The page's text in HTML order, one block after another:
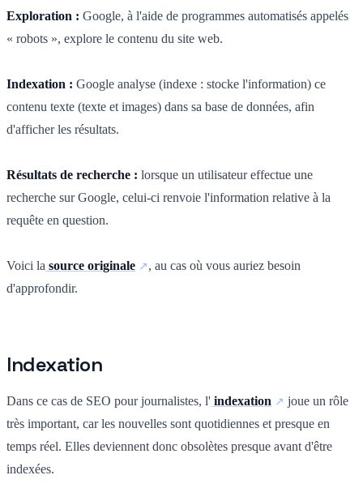
Exploration : Google, à l'aide de programmes automatisés appelés
« robots », explore le contenu du site web.
Indexation : Google analyse (indexe : stocke l'information) ce
contenu texte (texte et images) dans sa base de données, afin
d'afficher les résultats.
Résultats de recherche : lorsque un utilisateur effectue une
recherche sur Google, celui-ci renvoie l'information relative à la
requête en question.
Voici la source originale
, au cas où vous auriez besoin
d'approfondir.
Indexation
Dans ce cas de SEO pour journalistes, l' indexation
joue un rôle
très important, car les nouvelles sont quotidiennes et presque en
temps réel. Elles deviennent donc obsolètes presque avant d'être
indexées.